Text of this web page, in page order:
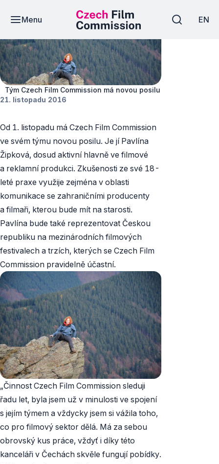
Menu EN
Novinky
Tým Czech Film Commission má novou posilu
21. listopadu 2016
Od 1. listopadu má Czech Film Commission
ve svém týmu novou posilu. Je jí Pavlína
Žipková, dosud aktivní hlavně ve filmové
a reklamní produkci. Zkušenosti ze své 18-
leté praxe využije zejména v oblasti
komunikace se zahraničními producenty
a filmaři, kterou bude mít na starosti.
Pavlína bude také reprezentovat Českou
republiku na mezinárodních filmových
festivalech a trzích, kterých se Czech Film
Commission pravidelně účastní.
„Činnost Czech Film Commission sleduji
řadu let, byla jsem už v minulosti ve spojení
s jejím týmem a vždycky jsem si vážila toho,
co pro filmový sektor dělá. Má za sebou
obrovský kus práce, vždyť i díky této
kanceláři v Čechách skvěle fungují pobídky.